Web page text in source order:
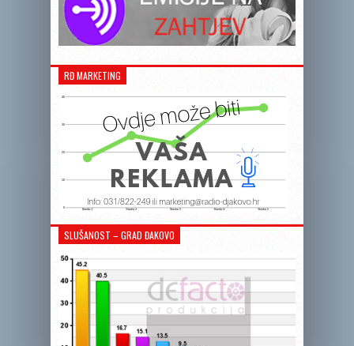
RĐ MARKETING
SLUŠANOST – GRAD ĐAKOVO